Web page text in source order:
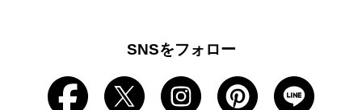
SNSをフォロー